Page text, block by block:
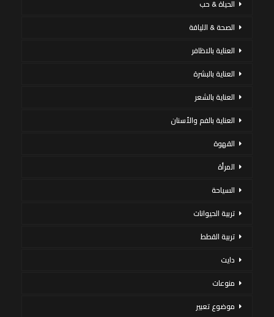
الحياة & حب
الصحة & اللياقة
العناية بالاظافر
العناية بالبشرة
العناية بالشعر
العناية بالفم والأسنان
القهوة
المرأة
السياحة
تربية الحيوانات
تربية القطط
دايت
منوعات
موضوع تعبير